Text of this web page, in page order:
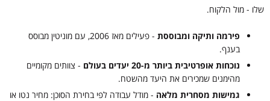
שלו - מול הלקוח.
פירמה ותיקה ומבוססת
- פעילים מאז 2006, עם מוניטין מבוסס
בענף.
נוכחות אופרטיבית ביותר מ-20 יעדים בעולם
- צוותים מקומיים
מהימנים שמכירים את היעד מהשטח.
גמישות מסחרית מלאה - מודל עבודה לפי בחירת הסוכן: מחיר נטו או